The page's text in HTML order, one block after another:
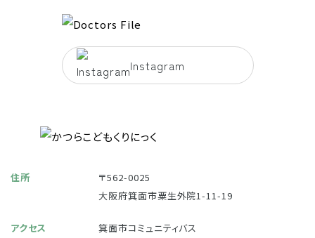
Instagram
住所
〒562-0025
大阪府箕面市粟生外院1-11-19
アクセス
箕面市コミュニティバス